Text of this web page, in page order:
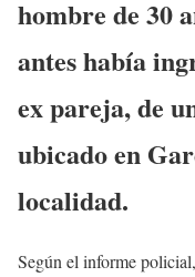
hombre de 30
antes había
ex pareja, de
ubicado en
localidad.
Según el informe